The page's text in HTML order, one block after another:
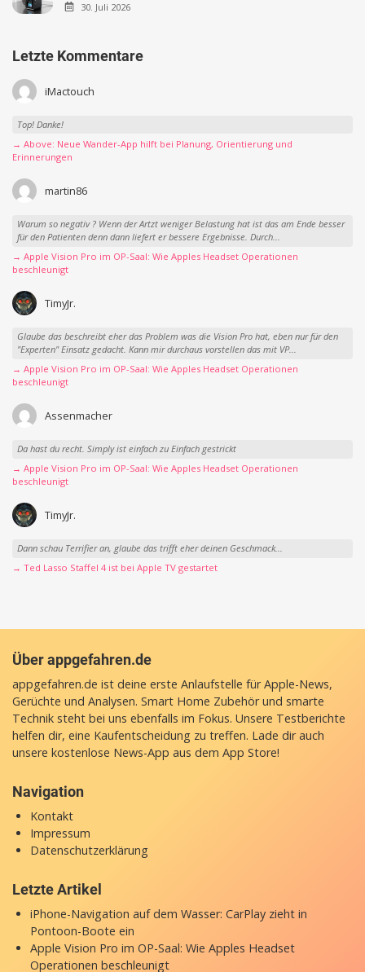
30. Juli 2026
Letzte Kommentare
iMactouch
Top! Danke!
→ Above: Neue Wander-App hilft bei Planung, Orientierung und
Erinnerungen
martin86
Warum so negativ ? Wenn der Artzt weniger Belastung hat ist das am Ende besser
für den Patienten denn dann liefert er bessere Ergebnisse. Durch...
→ Apple Vision Pro im OP-Saal: Wie Apples Headset Operationen
beschleunigt
TimyJr.
Glaube das beschreibt eher das Problem was die Vision Pro hat, eben nur für den
"Experten" Einsatz gedacht. Kann mir durchaus vorstellen das mit VP...
→ Apple Vision Pro im OP-Saal: Wie Apples Headset Operationen
beschleunigt
Assenmacher
Da hast du recht. Simply ist einfach zu Einfach gestrickt
→ Apple Vision Pro im OP-Saal: Wie Apples Headset Operationen
beschleunigt
TimyJr.
Dann schau Terrifier an, glaube das trifft eher deinen Geschmack...
→ Ted Lasso Staffel 4 ist bei Apple TV gestartet
Über appgefahren.de
appgefahren.de ist deine erste Anlaufstelle für Apple-News,
Gerüchte und Analysen. Smart Home Zubehör und smarte
Technik steht bei uns ebenfalls im Fokus. Unsere Testberichte
helfen dir, eine Kaufentscheidung zu treffen. Lade dir auch
unsere kostenlose News-App aus dem App Store!
Navigation
Kontakt
Impressum
Datenschutzerklärung
Letzte Artikel
iPhone-Navigation auf dem Wasser: CarPlay zieht in
Pontoon-Boote ein
Apple Vision Pro im OP-Saal: Wie Apples Headset
Operationen beschleunigt